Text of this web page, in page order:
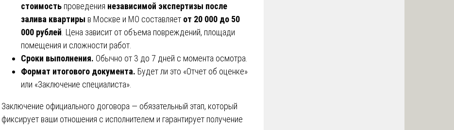
стоимость проведения независимой экспертизы после
залива квартиры в Москве и МО составляет от 20 000 до 50
000 рублей . Цена зависит от объема повреждений, площади
помещения и сложности работ.
Сроки выполнения. Обычно от 3 до 7 дней с момента осмотра.
Формат итогового документа. Будет ли это «Отчет об оценке»
или «Заключение специалиста».
Заключение официального договора — обязательный этап, который
фиксирует ваши отношения с исполнителем и гарантирует получение